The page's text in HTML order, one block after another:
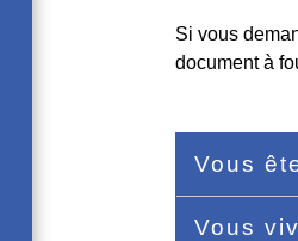
Si vous
document à
Vous
Vous